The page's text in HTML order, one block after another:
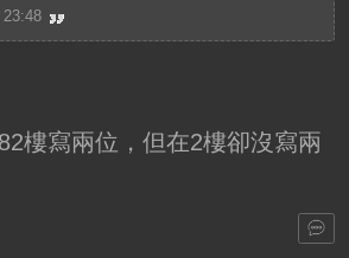
樓寫兩位，但在2樓卻沒寫兩